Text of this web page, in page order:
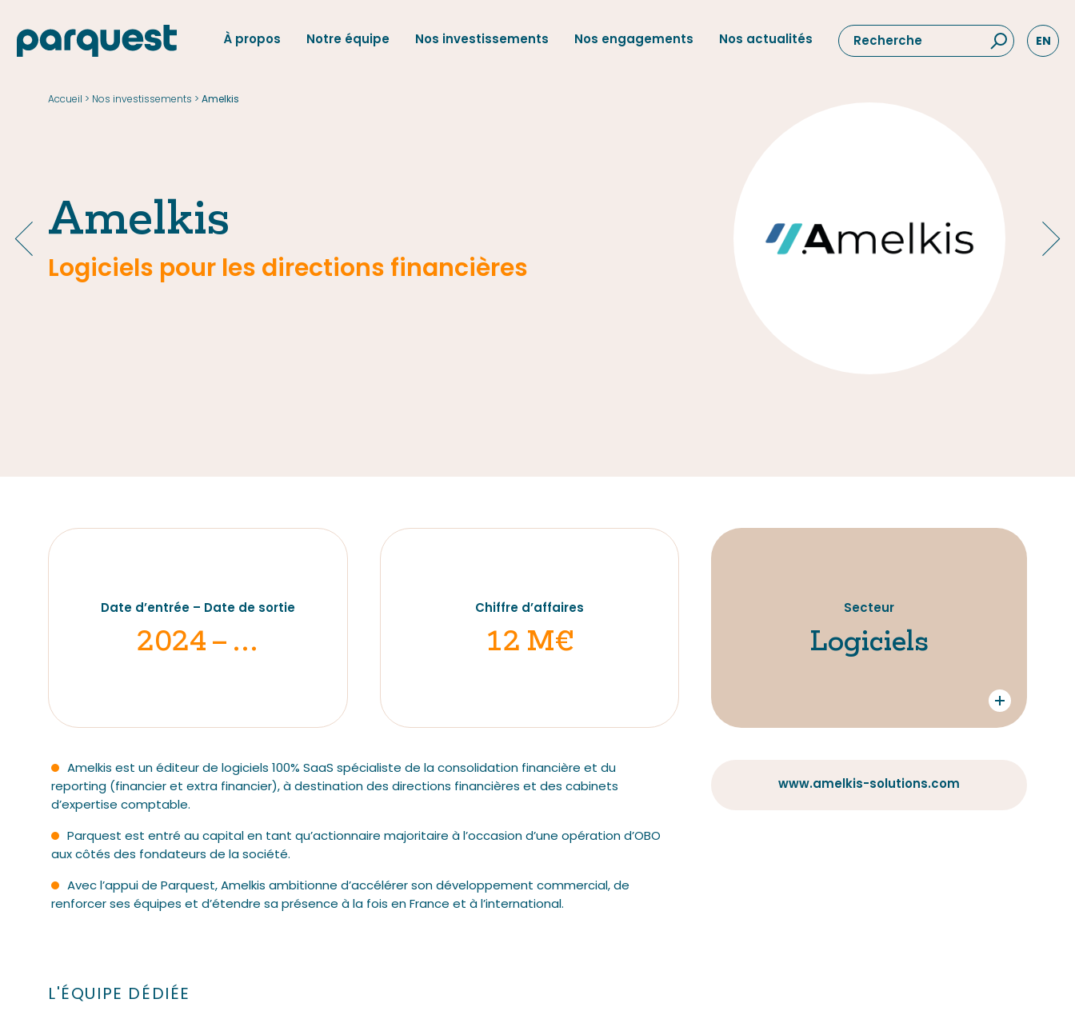
À propos Notre équipe Nos investissements Nos engagements Nos actualités EN
Nos engagements
Nous contacter
Accueil > Nos investissements > Amelkis
Amelkis
Logiciels pour les directions financières
Date d’entrée – Date de sortie
2024 – …
Chiffre d’affaires
12 M€
Amelkis est un éditeur de logiciels 100% SaaS spécialiste de la consolidation financière et du
reporting (financier et extra financier), à destination des directions financières et des cabinets
d’expertise comptable.
Parquest est entré au capital en tant qu’actionnaire majoritaire à l’occasion d’une opération d’OBO
aux côtés des fondateurs de la société.
Avec l’appui de Parquest, Amelkis ambitionne d’accélérer son développement commercial, de
renforcer ses équipes et d’étendre sa présence à la fois en France et à l’international.
Secteur
Logiciels
www.amelkis-solutions.com
L'ÉQUIPE DÉDIÉE